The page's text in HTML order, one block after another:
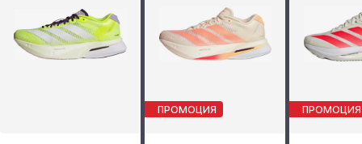
ПРОМОЦИЯ ПРОМОЦИЯ